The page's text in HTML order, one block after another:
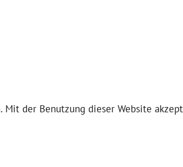
Mit der Benutzung dieser Website